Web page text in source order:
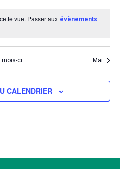
vue. Passer aux évènements
mois-ci Mai
CALENDRIER